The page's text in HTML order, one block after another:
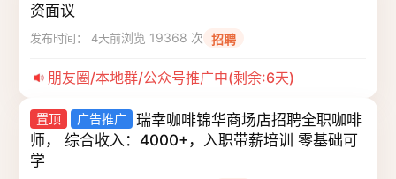
资面议
发布时间： 4天前浏览 19368 次 招聘
朋友圈/本地群/公众号推广中(剩余:6天)
置顶 广告推广
瑞幸咖啡锦华商场店招聘全职咖啡
师， 综合收入：4000+，入职带薪培训 零基础可
学